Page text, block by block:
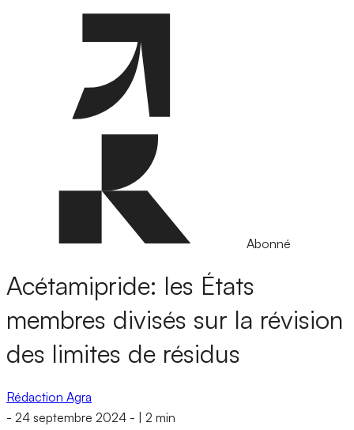
Abonné
Acétamipride: les États
membres divisés sur la révision
des limites de résidus
Rédaction Agra
- 24 septembre 2024 - 2 min